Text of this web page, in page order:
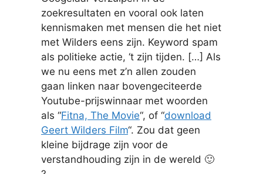
zoekresultaten en vooral ook laten
kennismaken met mensen die het niet
met Wilders eens zijn. Keyword spam
als politieke actie, ‘t zijn tijden. […] Als
we nu eens met z’n allen zouden
gaan linken naar bovengeciteerde
Youtube-prijswinnaar met woorden
als “Fitna, The Movie“, of “download
Geert Wilders Film“. Zou dat geen
kleine bijdrage zijn voor de
verstandhouding zijn in de wereld 🙂